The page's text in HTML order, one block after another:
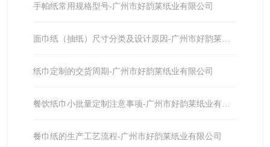
手帕纸常用规格型号-广州市好韵莱纸业有限公司
面巾纸（抽纸）尺寸分类及设计原因-广州市好韵莱纸业有限公司
纸巾定制的交货周期-广州市好韵莱纸业有限公司
餐巾纸的生产工艺流程-广州市好韵莱纸业有限公司